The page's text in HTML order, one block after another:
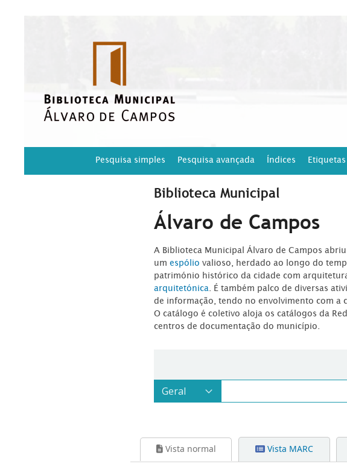
Pesquisa simples Pesquisa avançada Índices Etiquetas
Biblioteca Municipal
Álvaro de Campos
A Biblioteca Municipal Álvaro de Campos
um espólio valioso, herdado ao longo do
património histórico da cidade com
arquitetónica . É também palco de diversas
de informação, tendo no envolvimento com a
O catálogo é coletivo aloja os catálogos da
centros de documentação do município.
Vista normal Vista MARC